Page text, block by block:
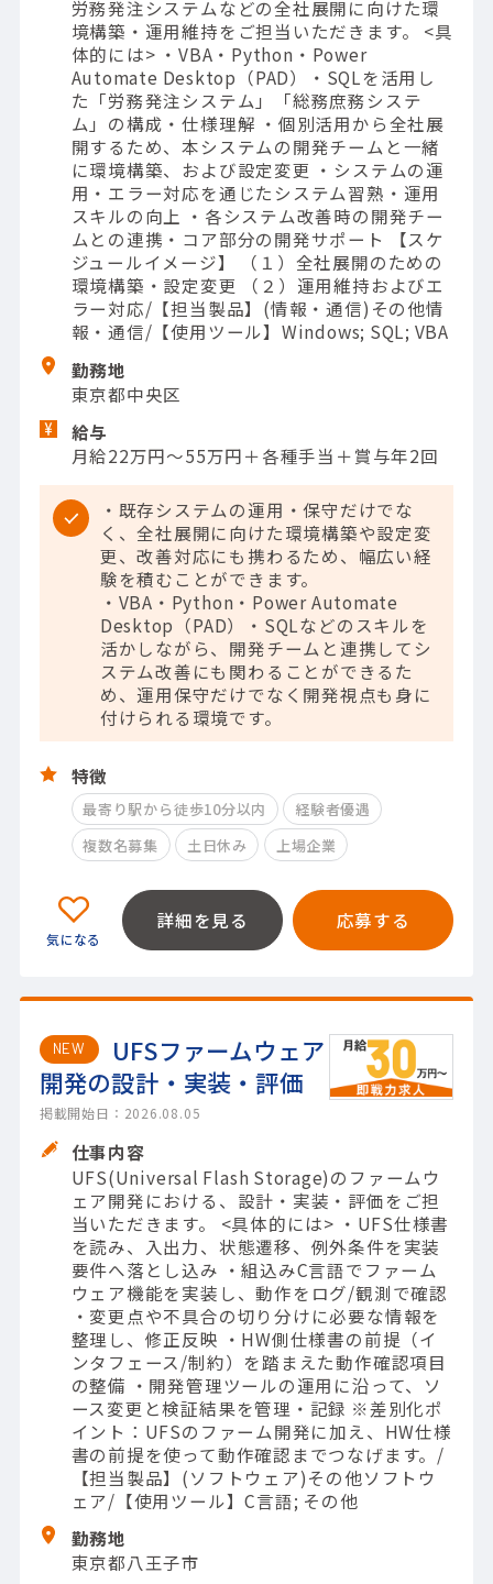
労務発注システムなどの全社展開に向けた環
境構築・運用維持をご担当いただきます。 <具
体的には> ・VBA・Python・Power
Automate Desktop（PAD）・SQLを活用し
た「労務発注システム」「総務庶務システ
ム」の構成・仕様理解 ・個別活用から全社展
開するため、本システムの開発チームと一緒
に環境構築、および設定変更 ・システムの運
用・エラー対応を通じたシステム習熟・運用
スキルの向上 ・各システム改善時の開発チー
ムとの連携・コア部分の開発サポート 【スケ
ジュールイメージ】 （１）全社展開のための
環境構築・設定変更 （２）運用維持およびエ
ラー対応/【担当製品】(情報・通信)その他情
報・通信/【使用ツール】Windows; SQL; VBA
勤務地
東京都中央区
給与
月給22万円～55万円＋各種手当＋賞与年2回
・既存システムの運用・保守だけでな
く、全社展開に向けた環境構築や設定変
更、改善対応にも携わるため、幅広い経
験を積むことができます。
・VBA・Python・Power Automate
Desktop（PAD）・SQLなどのスキルを
活かしながら、開発チームと連携してシ
ステム改善にも関わることができるた
め、運用保守だけでなく開発視点も身に
付けられる環境です。
特徴
最寄り駅から徒歩10分以内
経験者優遇
複数名募集
土日休み 上場企業
詳細を見る 応募する
NEW
UFSファームウェア
開発の設計・実装・評価
掲載開始日：2026.08.05
仕事内容
UFS(Universal Flash Storage)のファームウ
ェア開発における、設計・実装・評価をご担
当いただきます。 <具体的には> ・UFS仕様書
を読み、入出力、状態遷移、例外条件を実装
要件へ落とし込み ・組込みC言語でファーム
ウェア機能を実装し、動作をログ/観測で確認
・変更点や不具合の切り分けに必要な情報を
整理し、修正反映 ・HW側仕様書の前提（イ
ンタフェース/制約）を踏まえた動作確認項目
の整備 ・開発管理ツールの運用に沿って、ソ
ース変更と検証結果を管理・記録 ※差別化ポ
イント：UFSのファーム開発に加え、HW仕様
書の前提を使って動作確認までつなげます。/
【担当製品】(ソフトウェア)その他ソフトウ
ェア/【使用ツール】C言語; その他
勤務地
東京都八王子市